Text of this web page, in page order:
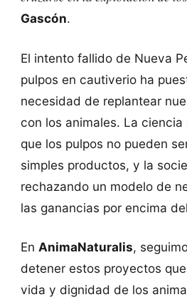
Gascón.
El intento fallido de Nueva
pulpos en cautiverio ha
necesidad de replantear
con los animales. La
que los pulpos no pueden
simples productos, y la
rechazando un modelo de
las ganancias por encima
En AnimaNaturalis,
detener estos proyectos
vida y dignidad de los